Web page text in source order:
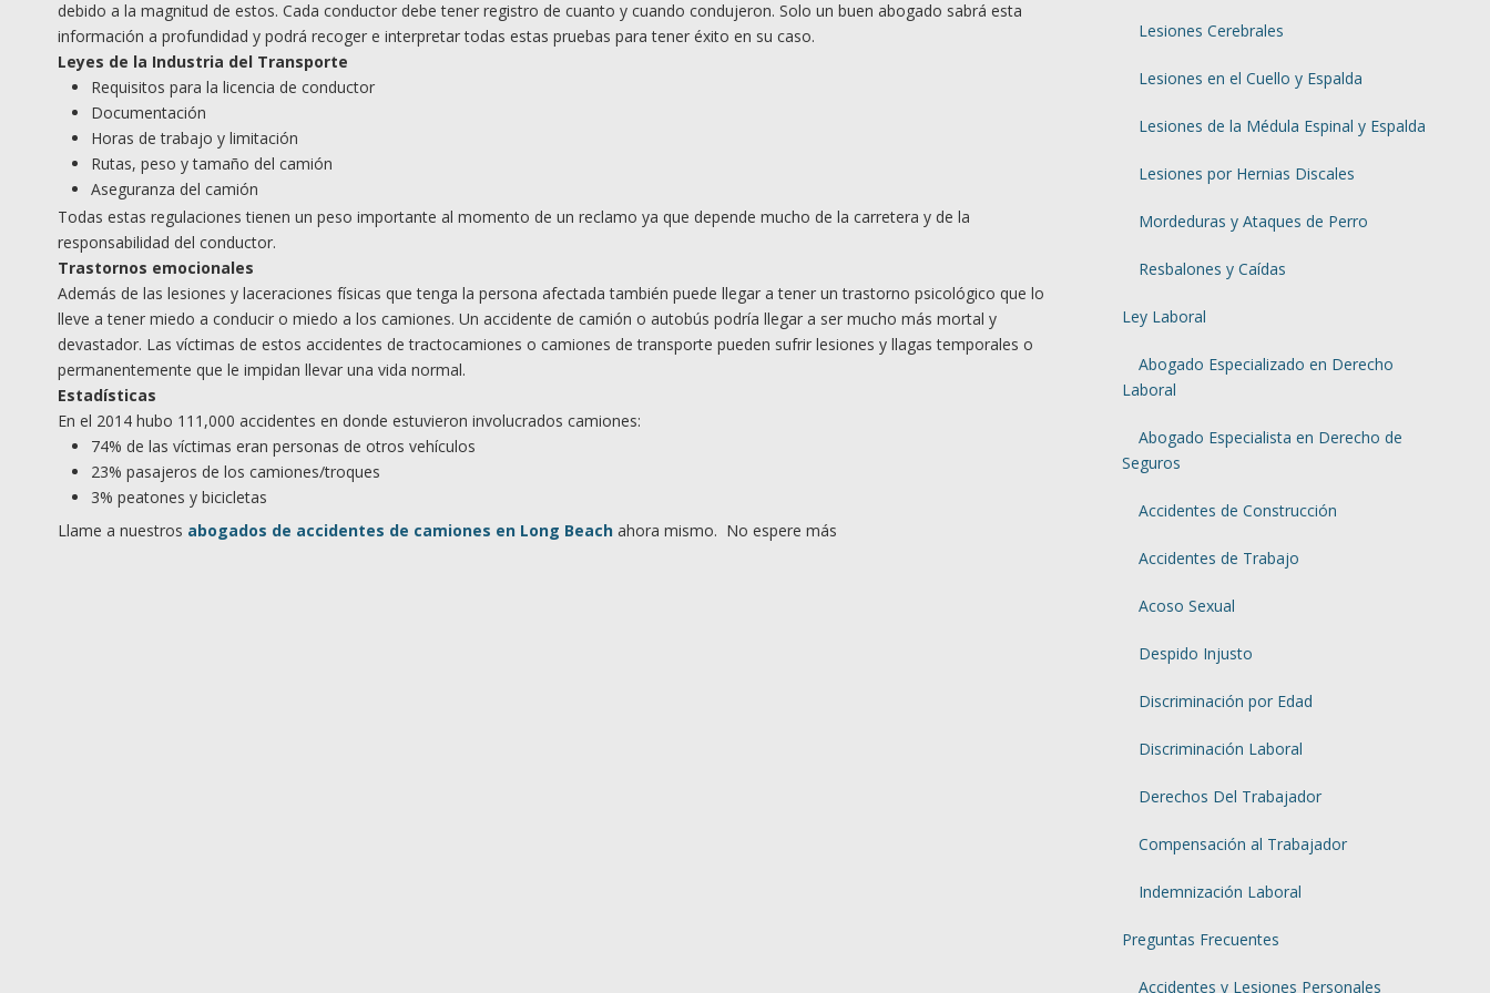
debido a la magnitud de estos. Cada conductor debe tener registro de cuanto y cuando condujeron. Solo un buen abogado sabrá esta
información a profundidad y podrá recoger e interpretar todas estas pruebas para tener éxito en su caso.
Leyes de la Industria del Transporte
Requisitos para la licencia de conductor
Documentación
Horas de trabajo y limitación
Rutas, peso y tamaño del camión
Aseguranza del camión
Todas estas regulaciones tienen un peso importante al momento de un reclamo ya que depende mucho de la carretera y de la
responsabilidad del conductor.
Trastornos emocionales
Además de las lesiones y laceraciones físicas que tenga la persona afectada también puede llegar a tener un trastorno psicológico que lo
lleve a tener miedo a conducir o miedo a los camiones. Un accidente de camión o autobús podría llegar a ser mucho más mortal y
devastador. Las víctimas de estos accidentes de tractocamiones o camiones de transporte pueden sufrir lesiones y llagas temporales o
permanentemente que le impidan llevar una vida normal.
Estadísticas
En el 2014 hubo 111,000 accidentes en donde estuvieron involucrados camiones:
74% de las víctimas eran personas de otros vehículos
23% pasajeros de los camiones/troques
3% peatones y bicicletas
Llame a nuestros abogados de accidentes de camiones en Long Beach ahora mismo. No espere más
Lesiones Cerebrales
Lesiones en el Cuello y Espalda
Lesiones de la Médula Espinal y Espalda
Lesiones por Hernias Discales
Mordeduras y Ataques de Perro
Resbalones y Caídas
Ley Laboral
Abogado Especializado en Derecho
Laboral
Abogado Especialista en Derecho de
Seguros
Accidentes de Construcción
Accidentes de Trabajo
Acoso Sexual
Despido Injusto
Discriminación por Edad
Discriminación Laboral
Derechos Del Trabajador
Compensación al Trabajador
Indemnización Laboral
Preguntas Frecuentes
Accidentes y Lesiones Personales